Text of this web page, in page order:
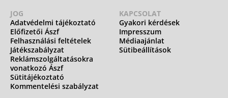
JOG
Adatvédelmi tájékoztató
Előfizetői Ászf
Felhasználási feltételek
Játékszabályzat
Reklámszolgáltatásokra
vonatkozó Ászf
Sütitájékoztató
Kommentelési szabályzat
KAPCSOLAT
Gyakori kérdések
Impresszum
Médiaajánlat
Sütibeállítások